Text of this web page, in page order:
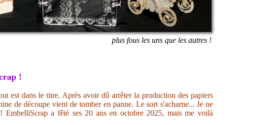
plus fous les uns que les autres !
!
est dans le titre. Après avoir dû arrêter la production des papiers
de découpe vient de tomber en panne. Le sort s'acharne... Je ne
a fêté ses 20 ans en octobre 2025, mais me voilà